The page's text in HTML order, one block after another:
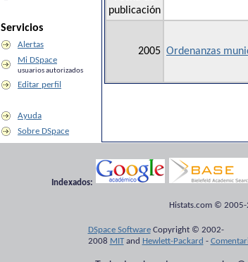
Servicios
Alertas
Mi DSpace
usuarios autorizados
Editar perfil
Ayuda
Sobre DSpace
publicación
2005 Ordenanzas
Indexados:
Histats.com © 2005-
DSpace SoftwareCopyright © 2002-
2008 MITand Hewlett-Packard -